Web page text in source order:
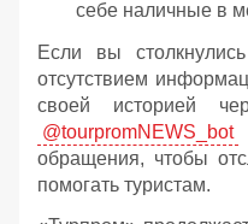
себе наличные в
Если вы
отсутствием
своей историей
@tourpromNEWS_bot
обращения, чтобы
помогать туристам.